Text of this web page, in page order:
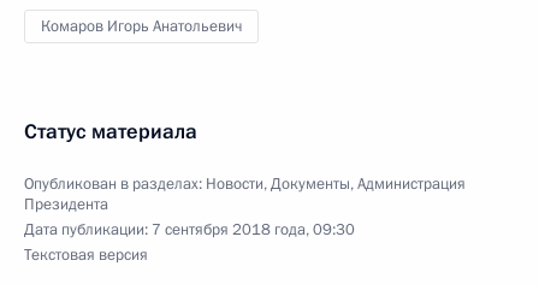
Комаров Игорь Анатольевич
Статус материала
Опубликован в разделах: Новости,Документы,Администрация
Президента
Дата публикации: 7 сентября 2018 года, 09:30
Текстовая версия